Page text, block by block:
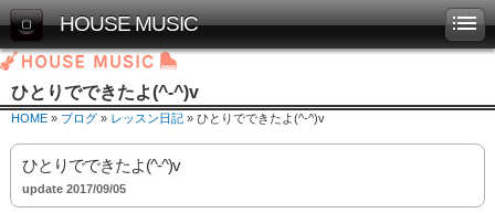
HOUSE MUSIC
ひとりでできたよ(^-^)v
HOME » ブログ » レッスン日記 » ひとりでできたよ(^-^)v
ひとりでできたよ(^-^)v
update 2017/09/05